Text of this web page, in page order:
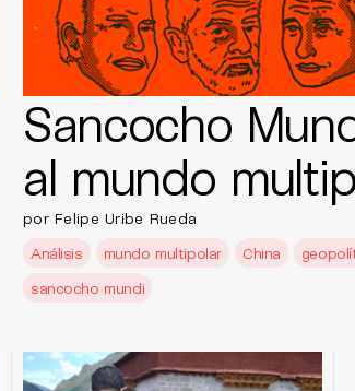
Sancocho
al mundo
por Felipe Uribe Rueda
Análisis
mundo multipolar China
sancocho mundi